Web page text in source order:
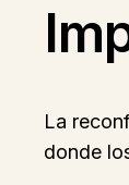
La
donde